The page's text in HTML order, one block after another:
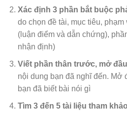
Xác định 3 phần bắt buộc
do chọn đề tài, mục tiêu,
(luận điểm và dẫn chứng),
nhận định)
Viết phần thân trước, mở
nội dung bạn đã nghĩ đến. Mở
bạn đã biết bài nói gì
Tìm 3 đến 5 tài liệu tham